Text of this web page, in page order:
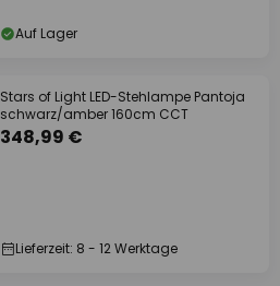
Auf Lager
Stars of Light LED-Stehlampe Pantoja
schwarz/amber 160cm CCT
348,99 €
Lieferzeit: 8 - 12 Werktage